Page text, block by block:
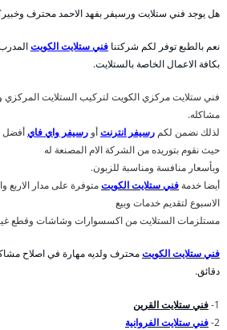
هل يوجد فني ستلايت ورسيفر بفهد الاحمد محترف
نعم بالطبع توفر لكم شركتنا فني ستلايت الكويت
بكافة الاعمال الخاصة بالستلايت.
فني ستلايت مركزي الكويت لتركيب الستلايت المركزي
مشاكله.
لذلك نضمن لكم رسيفر انترنتأو رسيفر واي فايأفضل
حيث نقوم بتوريده من الشركة الام المصنعة له
وبأسعار منافسة ومناسبة للزبون.
أيضا خدمة فني ستلايت الكويتمتوفرة على مدار الاربع
الاسبوع لتقديم خدمات وبيع
مستلزمات الستلايت من اكسسوارات وشاشات وقطع
فني ستلايت الكويتمحترف ولديه مهارة في اصلاح
دقائق.
1- فني ستلايت القرين
2- فني ستلايت الفروانية